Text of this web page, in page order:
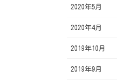
2020年5月
2020年4月
2019年10月
2019年9月